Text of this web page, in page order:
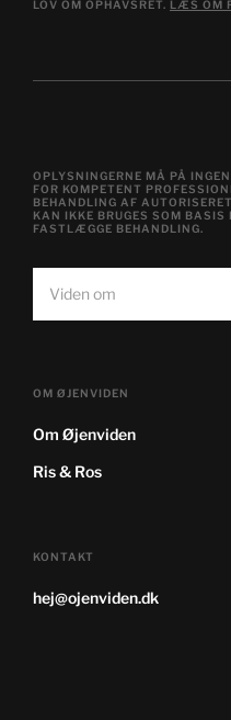
LOV OM OPHAVSRET. LÆS OM
Viden om
OPLYSNINGERNE MÅ PÅ
FOR KOMPETENT
BEHANDLING AF
KAN IKKE BRUGES SOM BASIS
FASTLÆGGE BEHANDLING.
OM ØJENVIDEN
Om Øjenviden
Ris & Ros
KONTAKT
hej@ojenviden.dk